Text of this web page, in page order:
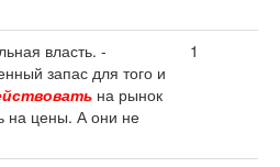
власть. -
запас для того и
на рынок
на цены. А они не
1